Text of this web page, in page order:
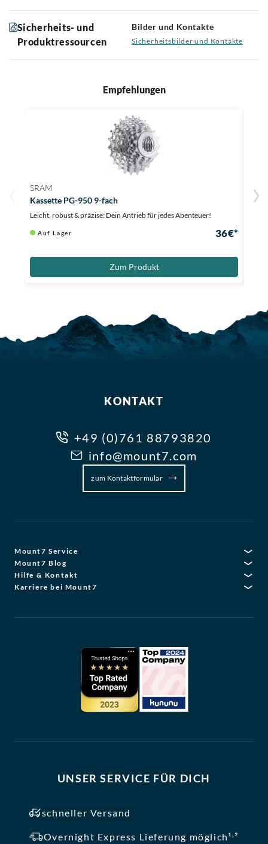
Sicherheits- und
Produktressourcen
Bilder und Kontakte
Sicherheitsbilder und Kontakte
Empfehlungen
SRAM
Kassette PG-950 9-fach
Leicht, robust & präzise: Dein Antrieb für jedes Abenteuer!
Auf Lager 36 €*
Zum Produkt
KONTAKT
+49 (0)761 88793820
info@mount7.com
zum Kontaktformular
Mount7 Service
Mount7 Blog
Hilfe & Kontakt
Karriere bei Mount7
UNSER SERVICE FÜR DICH
schneller Versand
Overnight Express Lieferung möglich¹ ,²